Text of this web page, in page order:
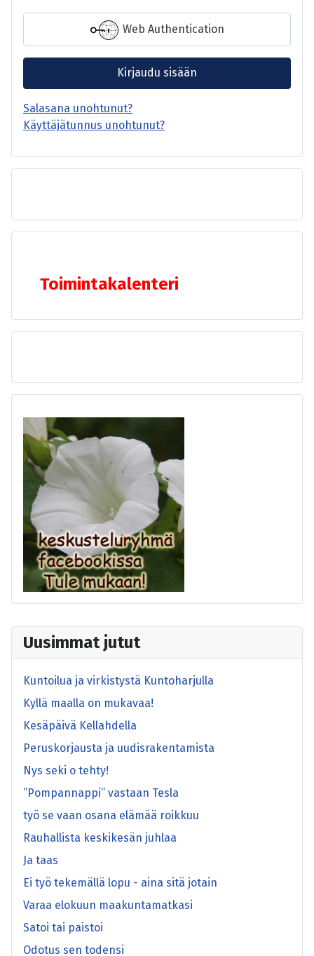
Uusimmat jutut
Kuntoilua ja virkistystä Kuntoharjulla
Kyllä maalla on mukavaa!
Kesäpäivä Kellahdella
Peruskorjausta ja uudisrakentamista
Nys seki o tehty!
”Pompannappi” vastaan Tesla
työ se vaan osana elämää roikkuu
Rauhallista keskikesän juhlaa
Ja taas
Ei työ tekemällä lopu - aina sitä jotain
Varaa elokuun maakuntamatkasi
Satoi tai paistoi
Odotus sen todensi
Web Authentication
Kirjaudu sisään
Salasana unohtunut?
Käyttäjätunnus unohtunut?
Toimintakalenteri